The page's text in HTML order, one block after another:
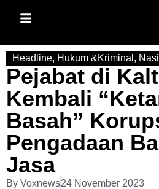
Headline, Hukum &Kriminal ,
Pejabat di
Kembali
Basah”
Pengadaan
Jasa
By Voxnews24 November 2023